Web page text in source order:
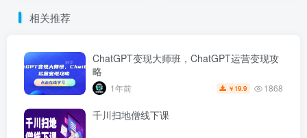
相关推荐
ChatGPT变现大师班，ChatGPT运营变现攻
略
1年前 ￥ 19.9 1868
千川扫地僧线下课